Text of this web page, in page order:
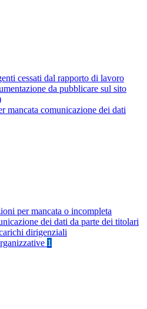
cessati dal rapporto di lavoro
da pubblicare sul sito
mancata comunicazione dei dati
per mancata o incompleta
dei dati da parte dei titolari
dirigenziali
1